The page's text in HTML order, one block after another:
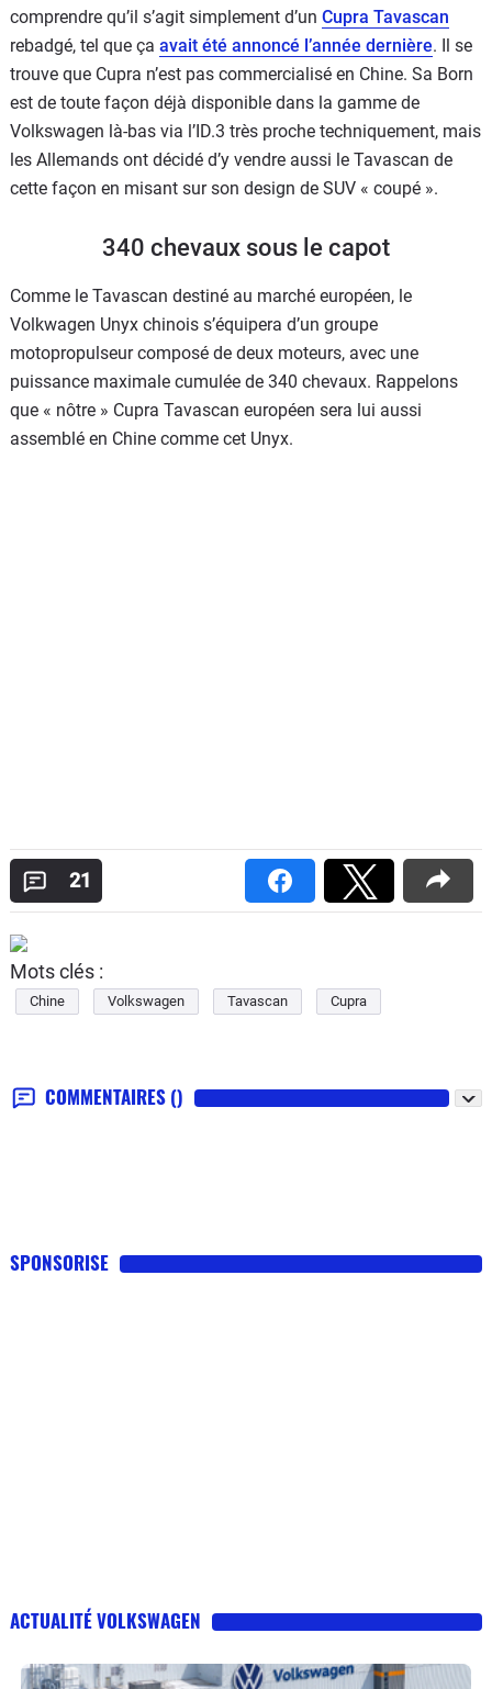
comprendre qu’il s’agit simplement d’un Cupra Tavascan
rebadgé, tel que ça avait été annoncé l’année dernière. Il se
trouve que Cupra n’est pas commercialisé en Chine. Sa Born
est de toute façon déjà disponible dans la gamme de
Volkswagen là-bas via l’ID.3 très proche techniquement, mais
les Allemands ont décidé d’y vendre aussi le Tavascan de
cette façon en misant sur son design de SUV « coupé ».
340 chevaux sous le capot
Comme le Tavascan destiné au marché européen, le
Volkwagen Unyx chinois s’équipera d’un groupe
motopropulseur composé de deux moteurs, avec une
puissance maximale cumulée de 340 chevaux. Rappelons
que « nôtre » Cupra Tavascan européen sera lui aussi
assemblé en Chine comme cet Unyx.
21
Mots clés :
Chine Volkswagen Tavascan Cupra
COMMENTAIRES ()
SPONSORISE
ACTUALITÉ VOLKSWAGEN